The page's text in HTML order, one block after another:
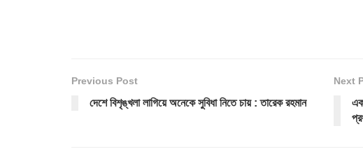
Previous Post
দেশে বিশৃঙ্খলা লাগিয়ে অনেকে সুবিধা নিতে চায় : তারেক রহমান
Next